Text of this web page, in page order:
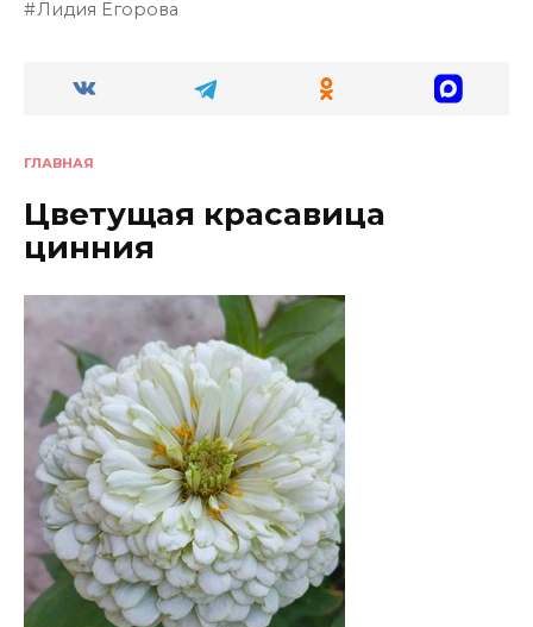
Лидия Егорова
ГЛАВНАЯ
Цветущая красавица
цинния